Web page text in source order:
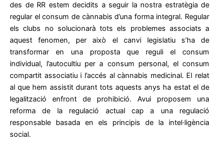
des de RR estem decidits a seguir la nostra estratègia de
regular el consum de cànnabis d’una forma integral. Regular
els clubs no solucionarà tots els problemes associats a
aquest fenomen, per això el canvi legislatiu s’ha de
transformar en una proposta que reguli el consum
individual, l’autocultiu per a consum personal, el consum
compartit associatiu i l’accés al cànnabis medicinal. El relat
al que hem assistit durant tots aquests anys ha estat el de
legalització enfront de prohibició. Avui proposem una
reforma de la regulació actual cap a una regulació
responsable basada en els principis de la intel·ligència
social.